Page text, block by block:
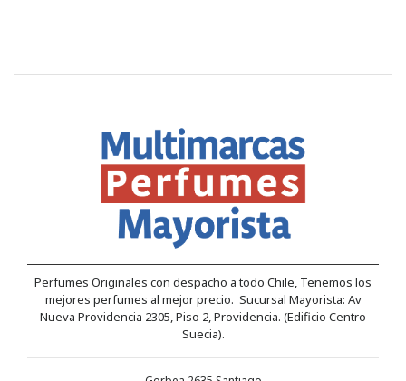
Perfumes Originales con despacho a todo Chile, Tenemos los
mejores perfumes al mejor precio. Sucursal Mayorista: Av
Nueva Providencia 2305, Piso 2, Providencia. (Edificio Centro
Suecia).